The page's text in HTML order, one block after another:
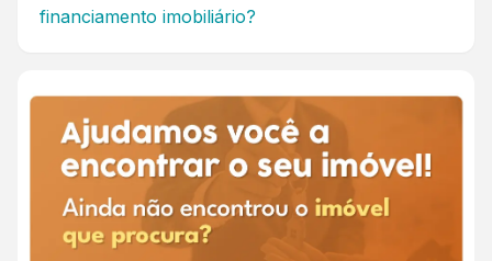
financiamento imobiliário?